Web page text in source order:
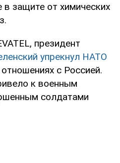
защите от химических
президент
упрекнул НАТО
с Россией.
к военным
солдатами